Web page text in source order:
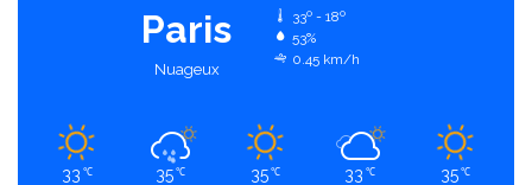
Paris
Nuageux
33º - 18º
53%
0.45 km/h
33 ℃ 35 ℃ 35 ℃ 33 ℃ 35 ℃